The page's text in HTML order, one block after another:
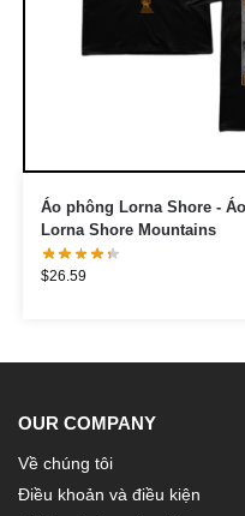
Áo phông Lorna Shore -
Lorna Shore Mountains
$26.59
OUR COMPANY
Về chúng tôi
Điều khoản và điều kiện